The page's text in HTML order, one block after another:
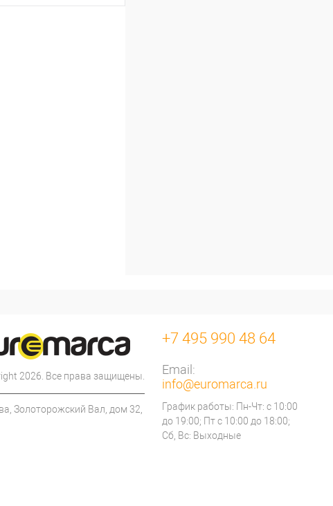
2026. Все права защищены.
Золоторожский Вал, дом 32,
+7 495 990 48 64
Email:
info@euromarca.ru
График работы: Пн-Чт: с 10:00
до 19:00; Пт с 10:00 до 18:00;
Сб, Вс: Выходные